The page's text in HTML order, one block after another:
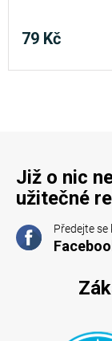
79 Kč
Již o nic
užitečné
Předejte se